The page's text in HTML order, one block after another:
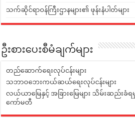
သက်ဆိုင်ရာဝန်ကြီးဌာနများ၏ ဖုန်းနံပါတ်များ
ဦးစားပေးစီမံချက်များ
တည်ဆောက်ရေးလုပ်ငန်းများ
သဘာဝဘေးကယ်ဆယ်ရေးလုပ်ငန်းများ
လယ်ယာမြေနှင့် အခြားမြေများ သိမ်းဆည်းခံရ
ကော်မတီ